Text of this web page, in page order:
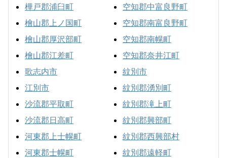
樺戸郡浦臼町
檜山郡上ノ国町
檜山郡厚沢部町
檜山郡江差町
歌志内市
江別市
沙流郡平取町
沙流郡日高町
河東郡上士幌町
河東郡士幌町
空知郡中富良野町
空知郡南富良野町
空知郡南幌町
空知郡奈井江町
紋別市
紋別郡湧別町
紋別郡滝上町
紋別郡興部町
紋別郡西興部村
紋別郡遠軽町